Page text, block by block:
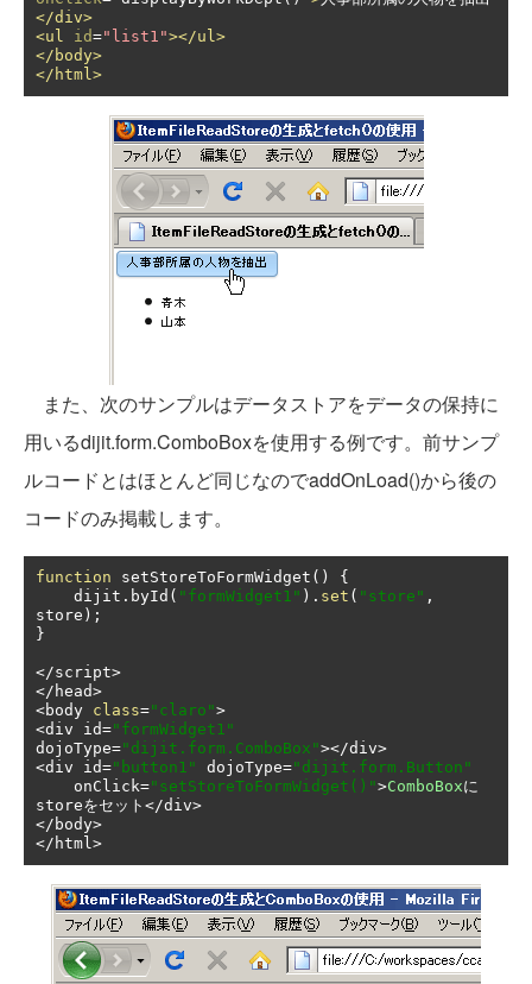
</div>
<ul
id="list1"></ul>
</body>
</html>
また、次のサンプルはデータストアをデータの保持に
用いるdijit.form.ComboBoxを使用する例です。前サンプ
ルコードとはほとんど同じなのでaddOnLoad()から後の
コードのみ掲載します。
function setStoreToFormWidget ()
{
    dijit
. byId ( "formWidget1" ). set ( "store" ,
store );
}
</script>
</ head>
<body class="claro">
<div id="formWidget1"
dojoType="dijit.form.ComboBox"></div>
<div id="button1" dojoType="dijit.form.Button"
    onClick
="setStoreToFormWidget()">ComboBoxに
storeをセット</div>
</ body>
</ html>